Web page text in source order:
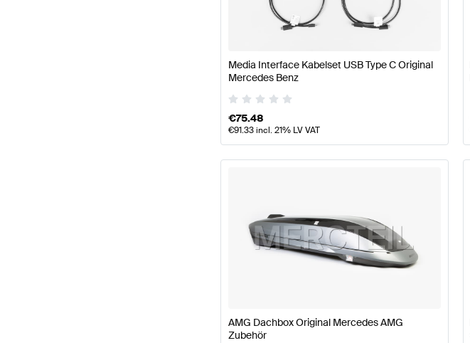
Media Interface Kabelset USB Type C Original
Mercedes Benz
€75.48
€91.33incl. 21% LV VAT
AMG Dachbox Original Mercedes AMG
Zubehör